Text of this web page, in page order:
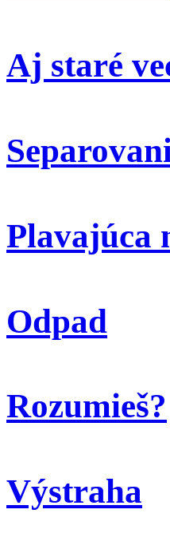
Aj staré
Plavajúca
Odpad
Rozumieš?
Výstraha